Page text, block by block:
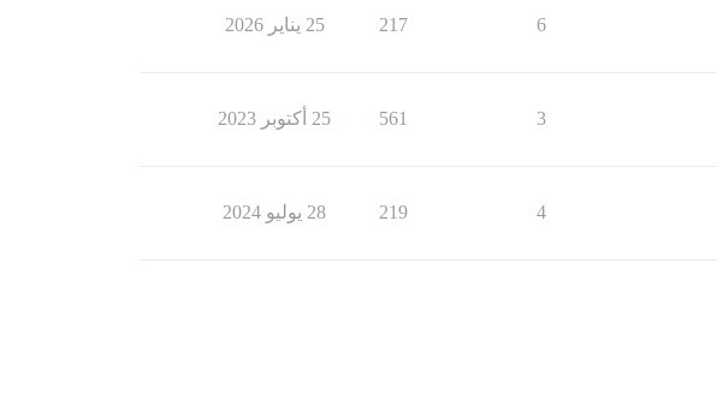
6
217 25 يناير 2026
3
561 25 أكتوبر 2023
4
219 28 يوليو 2024